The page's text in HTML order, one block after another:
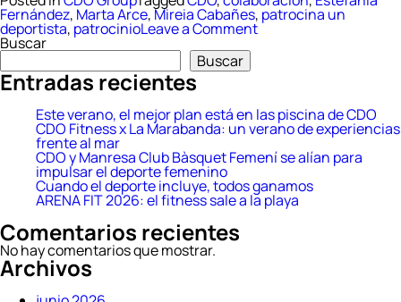
Fernández, Marta Arce,Mireia Cabañes, patrocina un
deportista, patrocinioLeave a Commenton
Patrocina
un
para
el
talento
Buscar
Buscar
Entradas recientes
Este verano, el mejor plan está en las piscina de CDO
CDO Fitness x La Marabanda: un verano de experiencias
frente al mar
CDO y Manresa Club Bàsquet Femení se alían para
impulsar el deporte femenino
Cuando el deporte incluye, todos ganamos
ARENA FIT 2026: el fitness sale a la playa
Comentarios recientes
No hay comentarios que mostrar.
Archivos